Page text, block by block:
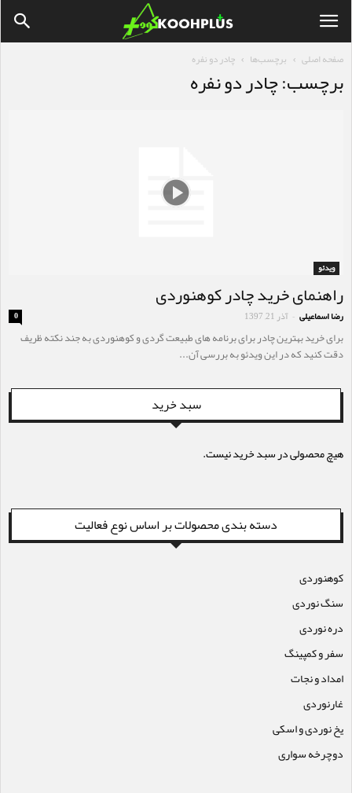
صفحه اصلی برچسب‌ها چادر دو نفره
برچسب: چادر دو نفره
ویدئو
راهنمای خرید چادر کوهنوردی
رضا اسماعیلی - آذر 21, 1397 0
برای خرید بهترین چادر برای برنامه های طبیعت گردی و کوهنوردی به جند نکته ظریف
دقت کنید که در این ویدئو به بررسی آن...
سبد خرید
هیچ محصولی در سبد خرید نیست.
دسته بندی محصولات بر اساس نوع فعالیت
کوهنوردی
سنگ نوردی
دره نوردی
سفر و کمپینگ
امداد و نجات
غارنوردی
یخ نوردی و اسکی
دوچرخه سواری